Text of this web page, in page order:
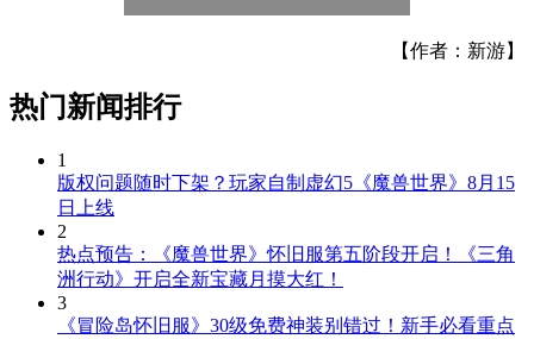
【作者：新游】
热门新闻排行
1
版权问题随时下架？玩家自制虚幻5《魔兽世界》8月15
日上线
2
热点预告：《魔兽世界》怀旧服第五阶段开启！《三角
洲行动》开启全新宝藏月摸大红！
3
《冒险岛怀旧服》30级免费神装别错过！新手必看重点